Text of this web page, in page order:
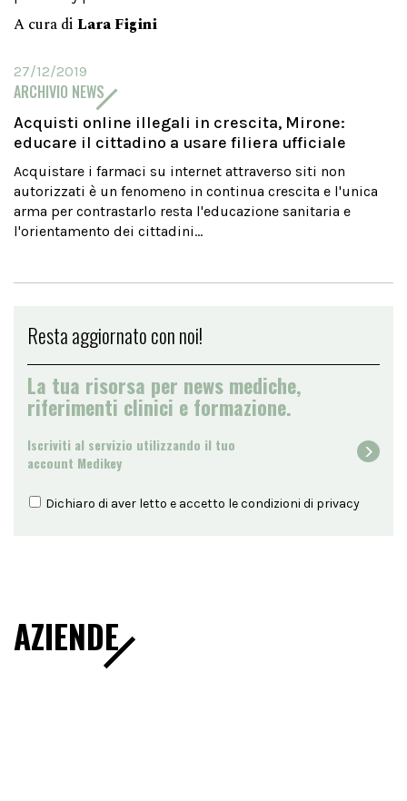
A cura di Lara Figini
27/12/2019
ARCHIVIO NEWS
Acquisti online illegali in crescita, Mirone:
educare il cittadino a usare filiera ufficiale
Acquistare i farmaci su internet attraverso siti non
autorizzati è un fenomeno in continua crescita e l'unica
arma per contrastarlo resta l'educazione sanitaria e
l'orientamento dei cittadini...
Resta aggiornato con noi!
La tua risorsa per news mediche,
riferimenti clinici e formazione.
Iscriviti al servizio utilizzando il tuo
account Medikey
Dichiaro di aver letto e accetto le condizioni di privacy
AZIENDE